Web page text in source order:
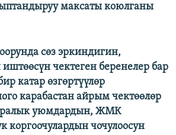
максаты коюлганы
сөз эркиндигин,
чектеген беренелер бар
катар өзгөртүүлөр
карабастан айрым чектөөлөр
уюмдардын, ЖМК
коргоочулардын чочулоосун